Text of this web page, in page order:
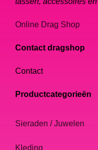
Online Drag Shop
Contact dragshop
Contact
Productcategorieën
Sieraden / Juwelen
Kleding